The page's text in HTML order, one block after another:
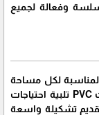
وفعالة لجميع
لكل مساحة
ومكان، حيث تضمن تنوع الألوان والمواد لمظلات PVC تلبية احتياجات
تشكيلة واسعة